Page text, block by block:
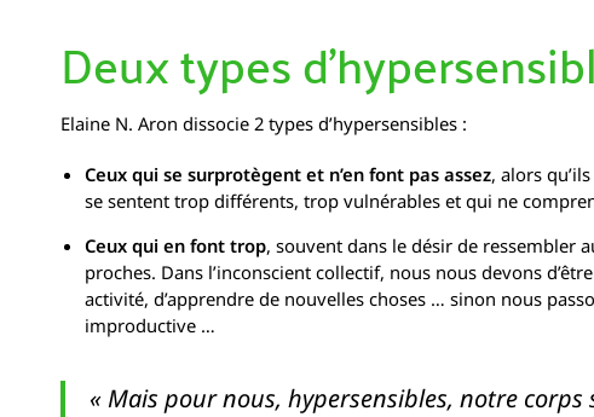
Deux types
Elaine N. Aron dissocie 2 types d’hypersensibles :
Ceux qui se surprotègent et n’en font pas assez, alors
se sentent trop différents, trop vulnérables et qui ne
Ceux qui en font trop, souvent dans le désir de ressembler
proches. Dans l’inconscient collectif, nous nous devons
activité, d’apprendre de nouvelles choses … sinon nous
improductive …
« Mais pour nous, hypersensibles, notre corps